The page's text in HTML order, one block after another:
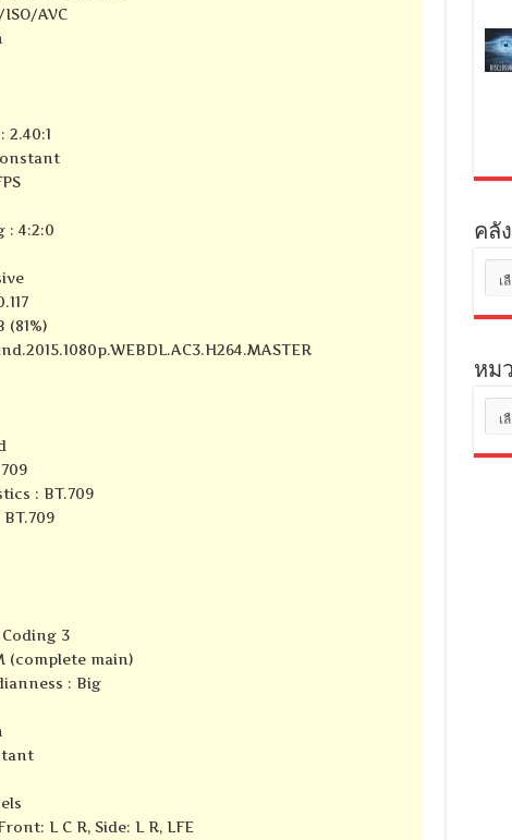
AVC
2.40:1
: 4:2:0
(81%)
: BT.709
3
(complete main)
: Big
L C R, Side: L R, LFE
คลั
เก็บ
หม
หมู่